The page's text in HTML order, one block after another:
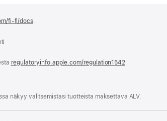
fi-fi/docs(avautuu
regulatoryinfo.apple.com/regulation1542(avautuu
näkyy valitsemistasi tuotteista maksettava ALV.